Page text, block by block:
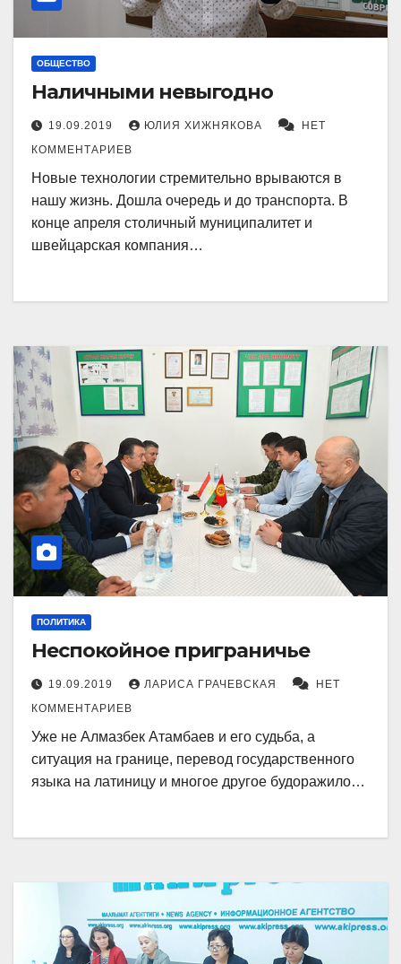
ОБЩЕСТВО
Наличными невыгодно
19.09.2019 ЮЛИЯ ХИЖНЯКОВА
НЕТ
КОММЕНТАРИЕВ
Новые технологии стремительно врываются в
нашу жизнь. Дошла очередь и до транспорта. В
конце апреля столичный муниципалитет и
швейцарская компания…
ПОЛИТИКА
Неспокойное приграничье
19.09.2019 ЛАРИСА ГРАЧЕВСКАЯ
НЕТ
КОММЕНТАРИЕВ
Уже не Алмазбек Атамбаев и его судьба, а
ситуация на границе, перевод государственного
языка на латиницу и многое другое будоражило…